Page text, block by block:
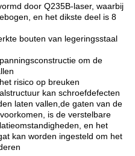
door Q235B-laser, waarbij
en het dikste deel is 8
bouten van legeringsstaal
om de
risico op breuken
kan schroefdefecten
laten vallen,de gaten van de
is de verstelbare
en het
kan worden ingesteld om het